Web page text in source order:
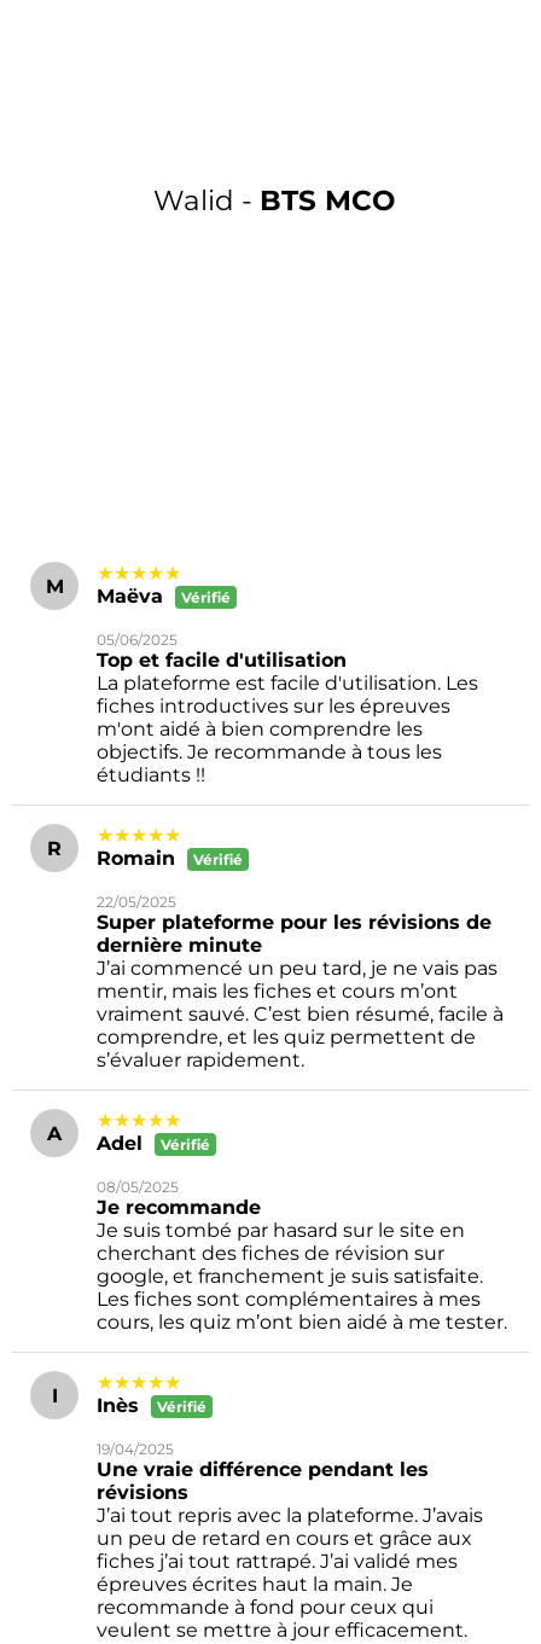
Walid - BTS MCO
M
★★★★★
Maëva
Vérifié
05/06/2025
Top et facile d'utilisation
La plateforme est facile d'utilisation. Les
fiches introductives sur les épreuves
m'ont aidé à bien comprendre les
objectifs. Je recommande à tous les
étudiants !!
R
★★★★★
Romain
Vérifié
22/05/2025
Super plateforme pour les révisions de
dernière minute
J’ai commencé un peu tard, je ne vais pas
mentir, mais les fiches et cours m’ont
vraiment sauvé. C’est bien résumé, facile à
comprendre, et les quiz permettent de
s’évaluer rapidement.
A
★★★★★
Adel
Vérifié
08/05/2025
Je recommande
Je suis tombé par hasard sur le site en
cherchant des fiches de révision sur
google, et franchement je suis satisfaite.
Les fiches sont complémentaires à mes
cours, les quiz m’ont bien aidé à me tester.
I
★★★★★
Inès
Vérifié
19/04/2025
Une vraie différence pendant les
révisions
J’ai tout repris avec la plateforme. J’avais
un peu de retard en cours et grâce aux
fiches j’ai tout rattrapé. J’ai validé mes
épreuves écrites haut la main. Je
recommande à fond pour ceux qui
veulent se mettre à jour efficacement.